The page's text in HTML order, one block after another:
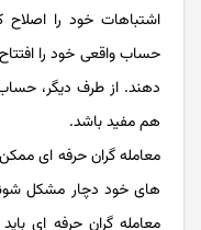
اشتباهات خود را اصلاح
حساب واقعی خود را افتتاح
دهند. از طرف دیگر،
هم مفید باشد.
معامله گران حرفه ای
های خود دچار مشکل
معامله گران حرفه ای